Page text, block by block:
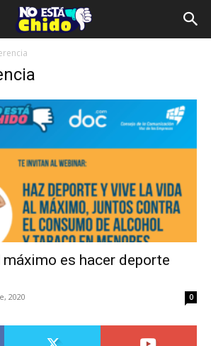
es hacer deporte
2020 0